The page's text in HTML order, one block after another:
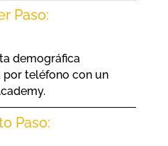
Paso:
demográfica
por teléfono con un
Paso: